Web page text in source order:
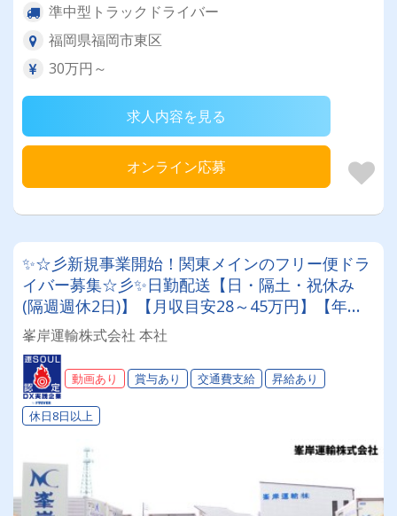
準中型トラックドライバー
福岡県福岡市東区
30万円～
求人内容を見る
オンライン応募
✨☆彡新規事業開始！関東メインのフリー便ドラ
イバー募集☆彡✨日勤配送【日・隔土・祝休み
(隔週週休2日)】【月収目安28～45万円】【年間
休日120日】いろんな景色やトラックで飽きるこ
となく働ける！┗未経験者歓迎┗賞与年2回・昇
給・各種手当あり◎面倒見の良い・兄貴肌の先輩
多数♫
峯岸運輸株式会社 本社
動画あり 賞与あり 交通費支給 昇給あり
休日8日以上